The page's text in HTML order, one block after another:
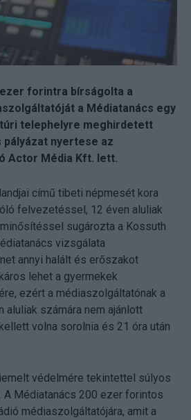
forintra bírságolta a
a Médiatanács egy
telephelyre meghirdetett
nyertese az
Actor Média Kft. lett.
című tibeti népmesét kora
felvezetéssel, 12 éven aluliak
sugározta a Kossuth
vizsgálata
annyi halált és erőszakot
lehet a gyermekek
ezért a médiaszolgáltatónak a
aluliak számára nem ajánlott
volna sorolnia és 21 óra után
védelmére tekintettel súlyos
A Médiatanács 200 ezer forintos
médiaszolgáltatójára, amit a